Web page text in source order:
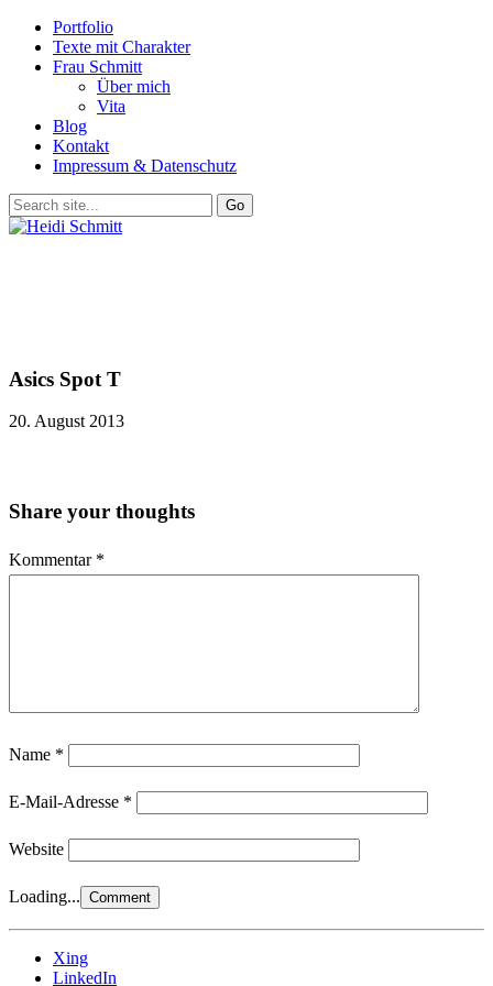
Portfolio
Texte mit Charakter
Frau Schmitt
Über mich
Vita
Blog
Kontakt
Impressum & Datenschutz
Asics Spot T
20. August 2013
Share your thoughts
Kommentar *
Name *
E-Mail-Adresse *
Website
Loading...
Xing
LinkedIn